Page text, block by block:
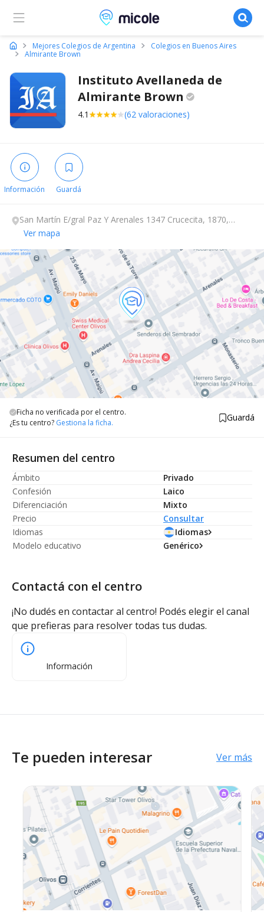
Micole, buscador de colegios
Mejores Colegios de Argentina
Colegios en Buenos Aires
Almirante Brown
Instituto Avellaneda de
Almirante Brown
4.1 (62 valoraciones)
Información Guardá
San Martín E/gral Paz Y Arenales 1347 Crucecita, 1870,
Almirante Brown, Buenos Aires.
Ver mapa
Ficha no verificada por el centro.
¿Es tu centro? Gestiona la ficha. Guardá
Resumen del centro
Ámbito
Privado
Confesión
Laico
Diferenciación
Mixto
Precio
Consultar
Idiomas
Idiomas
Modelo educativo
Genérico
Contactá con el centro
¡No dudés en contactar al centro! Podés elegir el canal
que prefieras para resolver todas tus dudas.
Información
Te pueden interesar Ver más